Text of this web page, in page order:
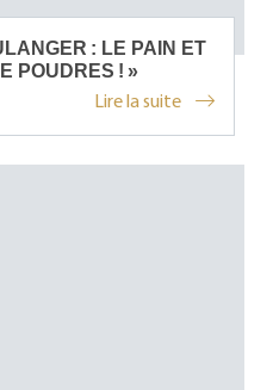
: LE PAIN ET
POUDRES ! »
Lire la suite